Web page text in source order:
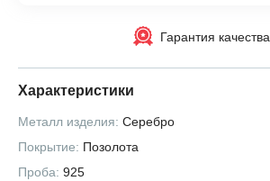
Гарантия качества
Характеристики
Металл изделия: Серебро
Покрытие: Позолота
Проба: 925